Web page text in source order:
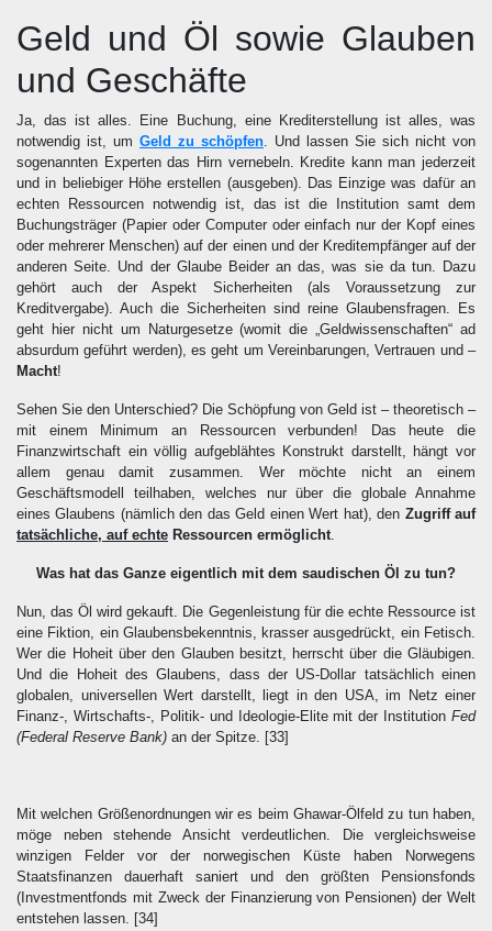
Geld und Öl sowie Glauben
und Geschäfte
Ja, das ist alles. Eine Buchung, eine Krediterstellung ist alles, was
notwendig ist, um Geld zu schöpfen. Und lassen Sie sich nicht von
sogenannten Experten das Hirn vernebeln. Kredite kann man jederzeit
und in beliebiger Höhe erstellen (ausgeben). Das Einzige was dafür an
echten Ressourcen notwendig ist, das ist die Institution samt dem
Buchungsträger (Papier oder Computer oder einfach nur der Kopf eines
oder mehrerer Menschen) auf der einen und der Kreditempfänger auf der
anderen Seite. Und der Glaube Beider an das, was sie da tun. Dazu
gehört auch der Aspekt Sicherheiten (als Voraussetzung zur
Kreditvergabe). Auch die Sicherheiten sind reine Glaubensfragen. Es
geht hier nicht um Naturgesetze (womit die „Geldwissenschaften“ ad
absurdum geführt werden), es geht um Vereinbarungen, Vertrauen und –
Macht!
Sehen Sie den Unterschied? Die Schöpfung von Geld ist – theoretisch –
mit einem Minimum an Ressourcen verbunden! Das heute die
Finanzwirtschaft ein völlig aufgeblähtes Konstrukt darstellt, hängt vor
allem genau damit zusammen. Wer möchte nicht an einem
Geschäftsmodell teilhaben, welches nur über die globale Annahme
eines Glaubens (nämlich den das Geld einen Wert hat), den Zugriff auf
tatsächliche, auf echte Ressourcen ermöglicht.
Was hat das Ganze eigentlich mit dem saudischen Öl zu tun?
Nun, das Öl wird gekauft. Die Gegenleistung für die echte Ressource ist
eine Fiktion, ein Glaubensbekenntnis, krasser ausgedrückt, ein Fetisch.
Wer die Hoheit über den Glauben besitzt, herrscht über die Gläubigen.
Und die Hoheit des Glaubens, dass der US-Dollar tatsächlich einen
globalen, universellen Wert darstellt, liegt in den USA, im Netz einer
Finanz-, Wirtschafts-, Politik- und Ideologie-Elite mit der Institution Fed
(Federal Reserve Bank) an der Spitze. [33]
Mit welchen Größenordnungen wir es beim Ghawar-Ölfeld zu tun haben,
möge neben stehende Ansicht verdeutlichen. Die vergleichsweise
winzigen Felder vor der norwegischen Küste haben Norwegens
Staatsfinanzen dauerhaft saniert und den größten Pensionsfonds
(Investmentfonds mit Zweck der Finanzierung von Pensionen) der Welt
entstehen lassen. [34]